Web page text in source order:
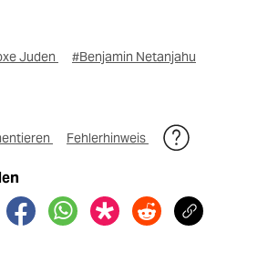
Juden
#Benjamin Netanjahu
Fehlerhinweis